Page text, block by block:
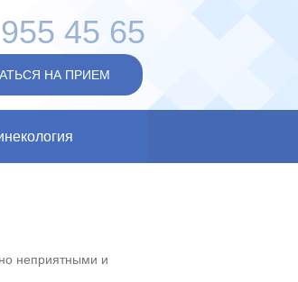
45 65
НА ПРИЕМ
неприятными и